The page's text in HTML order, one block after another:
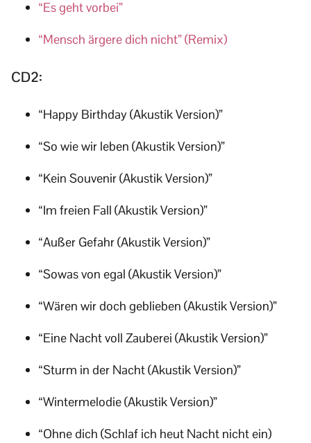
“Es geht vorbei”
“Mensch ärgere dich nicht” (Remix)
CD2:
“Happy Birthday (Akustik Version)”
“So wie wir leben (Akustik Version)”
“Kein Souvenir (Akustik Version)”
“Im freien Fall (Akustik Version)”
“Außer Gefahr (Akustik Version)”
“Sowas von egal (Akustik Version)”
“Wären wir doch geblieben (Akustik Version)”
“Eine Nacht voll Zauberei (Akustik Version)”
“Sturm in der Nacht (Akustik Version)”
“Wintermelodie (Akustik Version)”
“Ohne dich (Schlaf ich heut Nacht nicht ein)